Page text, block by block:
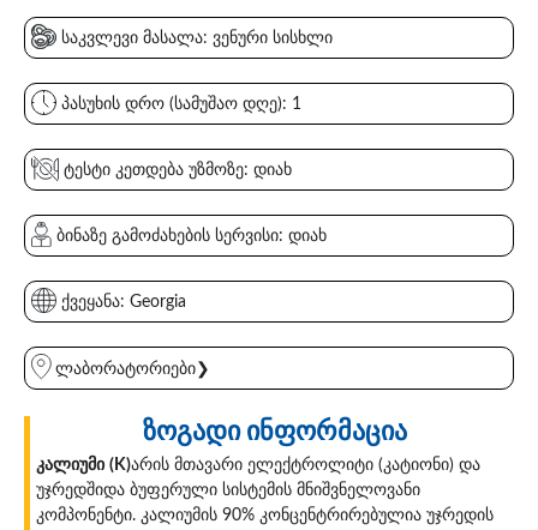
საკვლევი მასალა: ვენური სისხლი
პასუხის დრო (სამუშაო დღე): 1
ტესტი კეთდება უზმოზე: დიახ
ბინაზე გამოძახების სერვისი: დიახ
ქვეყანა: Georgia
ლაბორატორიები❯
ზოგადი ინფორმაცია
კალიუმი (K)არის მთავარი ელექტროლიტი (კატიონი) და
უჯრედშიდა ბუფერული სისტემის მნიშვნელოვანი
კომპონენტი. კალიუმის 90% კონცენტრირებულია უჯრედის